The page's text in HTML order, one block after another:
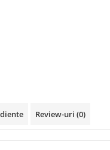
Review-uri (0)